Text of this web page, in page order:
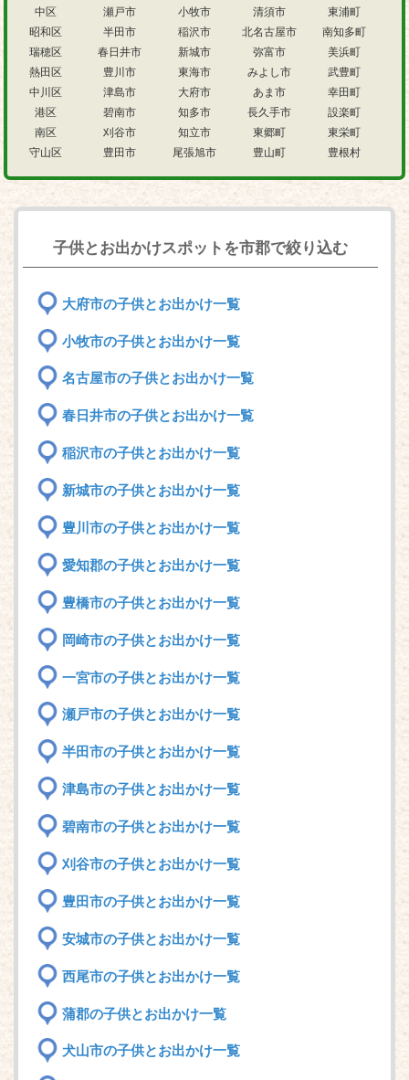
中区
昭和区
瑞穂区
熱田区
中川区
港区
南区
守山区
瀬戸市
半田市
春日井市
豊川市
津島市
碧南市
刈谷市
豊田市
小牧市
稲沢市
新城市
東海市
大府市
知多市
知立市
尾張旭市
清須市
北名古屋市
弥富市
みよし市
あま市
長久手市
東郷町
豊山町
東浦町
南知多町
美浜町
武豊町
幸田町
設楽町
東栄町
豊根村
子供とお出かけスポットを市郡で絞り込む
大府市の子供とお出かけ一覧
小牧市の子供とお出かけ一覧
名古屋市の子供とお出かけ一覧
春日井市の子供とお出かけ一覧
稲沢市の子供とお出かけ一覧
新城市の子供とお出かけ一覧
豊川市の子供とお出かけ一覧
愛知郡の子供とお出かけ一覧
豊橋市の子供とお出かけ一覧
岡崎市の子供とお出かけ一覧
一宮市の子供とお出かけ一覧
瀬戸市の子供とお出かけ一覧
半田市の子供とお出かけ一覧
津島市の子供とお出かけ一覧
碧南市の子供とお出かけ一覧
刈谷市の子供とお出かけ一覧
豊田市の子供とお出かけ一覧
安城市の子供とお出かけ一覧
西尾市の子供とお出かけ一覧
蒲郡の子供とお出かけ一覧
犬山市の子供とお出かけ一覧